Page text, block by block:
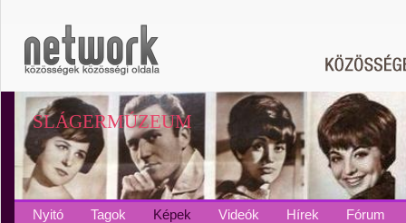
SLÁGERMÚZEUM
Nyitó Tagok Képek Videók Hírek Fórum